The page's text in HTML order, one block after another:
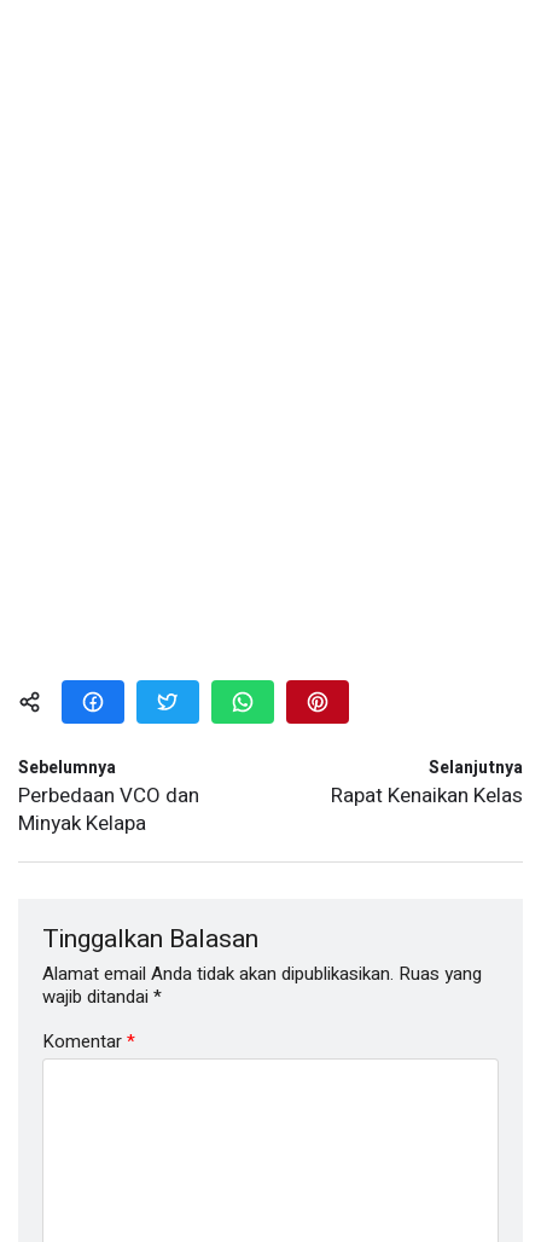
Sebelumnya
Perbedaan VCO dan
Minyak Kelapa
Selanjutnya
Rapat Kenaikan Kelas
Tinggalkan Balasan
Alamat email Anda tidak akan dipublikasikan. Ruas yang
wajib ditandai *
Komentar*